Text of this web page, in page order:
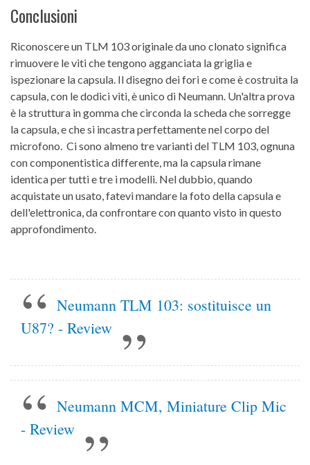
Conclusioni
Riconoscere un TLM 103 originale da uno clonato significa
rimuovere le viti che tengono agganciata la griglia e
ispezionare la capsula. Il disegno dei fori e come è costruita la
capsula, con le dodici viti, è unico di Neumann. Un'altra prova
è la struttura in gomma che circonda la scheda che sorregge
la capsula, e che si incastra perfettamente nel corpo del
microfono. Ci sono almeno tre varianti del TLM 103, ognuna
con componentistica differente, ma la capsula rimane
identica per tutti e tre i modelli. Nel dubbio, quando
acquistate un usato, fatevi mandare la foto della capsula e
dell'elettronica, da confrontare con quanto visto in questo
approfondimento.
Neumann TLM 103: sostituisce un
U87? - Review
Neumann MCM, Miniature Clip Mic
- Review